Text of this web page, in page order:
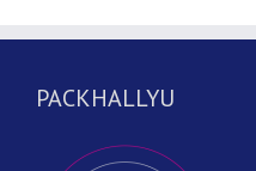
PACKHALLYU